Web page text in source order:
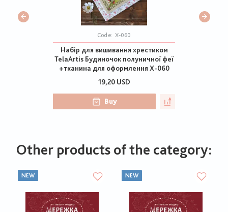
Code: Х-060
Набір для вишивання хрестиком
TelaArtis Будиночок полуничної феї
+тканина для оформлення Х-060
19,20 USD
Buy
Other products of the category:
NEW NEW